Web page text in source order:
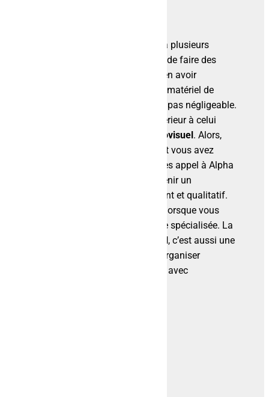
Louer son matériel audiovisuel a plusieurs
avantages. Cela permet d’abord de faire des
économies. En effet, à moins d’en avoir
régulièrement besoin, le coût du matériel de
ou de lumière n’est pas négligeable.
Le montant sera nettement supérieur à celui
location de matériel audiovisuel. Alors,
pour le matériel audiovisuel dont vous avez
besoin de façon ponctuelle, faites appel à Alpha
Audio. Vous êtes ainsi sûr d’obtenir un
équipement entretenu, performant et qualitatif.
Le risque de panne est moindre lorsque vous
faites confiance à une entreprise spécialisée. La
location de matériel audiovisuel, c’est aussi une
solution pratique pour pouvoir organiser
l’évènement que vous souhaitez avec